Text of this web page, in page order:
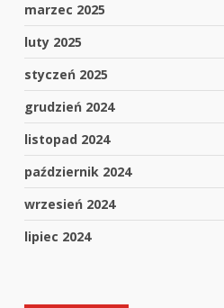
marzec 2025
luty 2025
styczeń 2025
grudzień 2024
listopad 2024
październik 2024
wrzesień 2024
lipiec 2024